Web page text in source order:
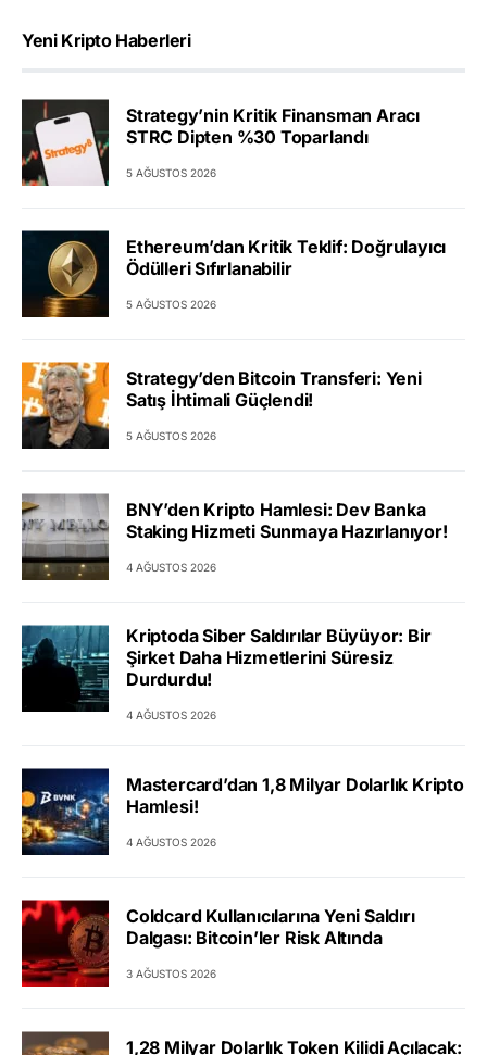
Yeni Kripto Haberleri
Strategy’nin Kritik Finansman Aracı
STRC Dipten %30 Toparlandı
5 AĞUSTOS 2026
Ethereum’dan Kritik Teklif: Doğrulayıcı
Ödülleri Sıfırlanabilir
5 AĞUSTOS 2026
Strategy’den Bitcoin Transferi: Yeni
Satış İhtimali Güçlendi!
5 AĞUSTOS 2026
BNY’den Kripto Hamlesi: Dev Banka
Staking Hizmeti Sunmaya Hazırlanıyor!
4 AĞUSTOS 2026
Kriptoda Siber Saldırılar Büyüyor: Bir
Şirket Daha Hizmetlerini Süresiz
Durdurdu!
4 AĞUSTOS 2026
Mastercard’dan 1,8 Milyar Dolarlık Kripto
Hamlesi!
4 AĞUSTOS 2026
Coldcard Kullanıcılarına Yeni Saldırı
Dalgası: Bitcoin’ler Risk Altında
3 AĞUSTOS 2026
1,28 Milyar Dolarlık Token Kilidi Açılacak: